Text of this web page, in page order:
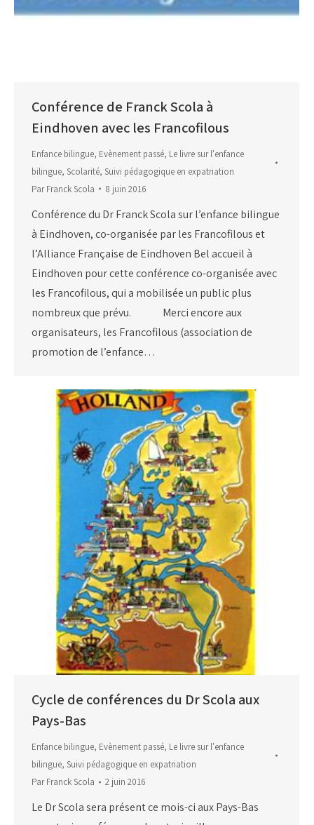
Conférence de Franck Scola à
Eindhoven avec les Francofilous
Enfance bilingue, Evènement passé, Le livre sur l'enfance
bilingue, Scolarité, Suivi pédagogique en expatriation
ParFranck Scola 8 juin 2016
Conférence du Dr Franck Scola sur l’enfance bilingue
à Eindhoven, co-organisée par les Francofilous et
l’Alliance Française de Eindhoven Bel accueil à
Eindhoven pour cette conférence co-organisée avec
les Francofilous, qui a mobilisée un public plus
nombreux que prévu. Merci encore aux
organisateurs, les Francofilous (association de
promotion de l’enfance…
Cycle de conférences du Dr Scola aux
Pays-Bas
Enfance bilingue, Evènement passé, Le livre sur l'enfance
bilingue, Suivi pédagogique en expatriation
ParFranck Scola 2 juin 2016
Le Dr Scola sera présent ce mois-ci aux Pays-Bas